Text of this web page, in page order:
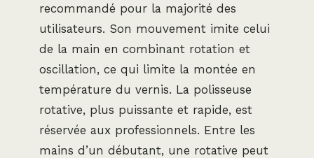
recommandé pour la majorité des
utilisateurs. Son mouvement imite celui
de la main en combinant rotation et
oscillation, ce qui limite la montée en
température du vernis. La polisseuse
rotative, plus puissante et rapide, est
réservée aux professionnels. Entre les
mains d’un débutant, une rotative peut